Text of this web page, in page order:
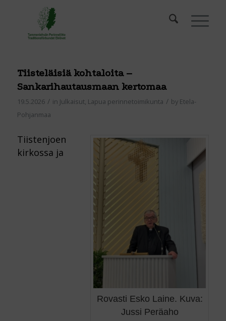
Tiisteläisiä kohtaloita –
Sankarihautausmaan kertomaa
19.5.2026 / in Julkaisut, Lapua perinnetoimikunta / by Etela-
Pohjanmaa
Rovasti Esko Laine. Kuva:
Jussi Peräaho
Tiistenjoen
kirkossa ja